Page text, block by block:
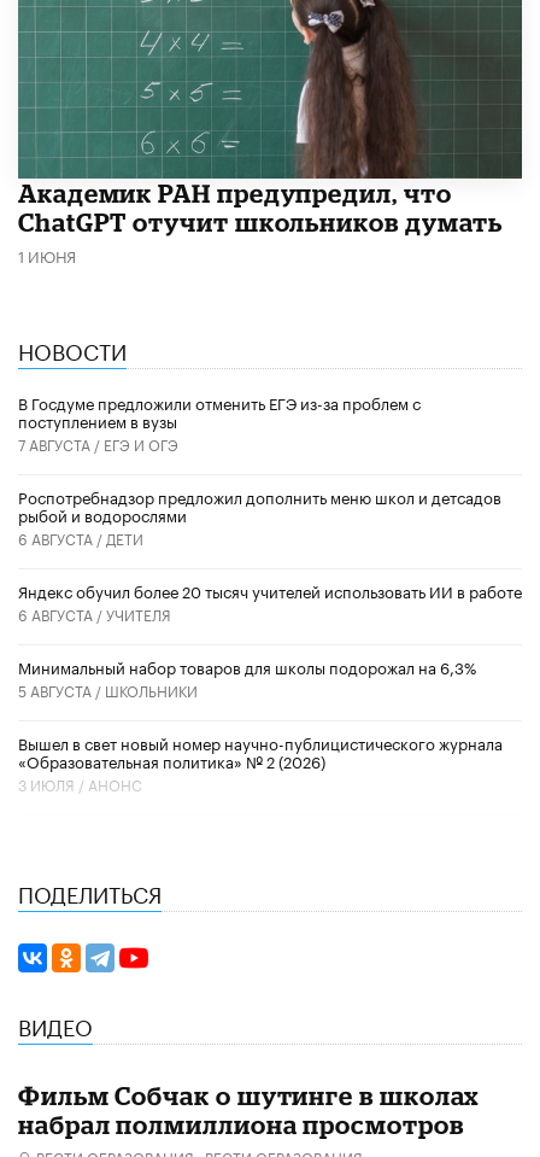
Академик РАН предупредил, что
ChatGPT отучит школьников думать
1 ИЮНЯ
НОВОСТИ
В Госдуме предложили отменить ЕГЭ из-за проблем с
поступлением в вузы
7 АВГУСТА / ЕГЭ И ОГЭ
Роспотребнадзор предложил дополнить меню школ и детсадов
рыбой и водорослями
6 АВГУСТА / ДЕТИ
​Яндекс обучил более 20 тысяч учителей использовать ИИ в работе
6 АВГУСТА /УЧИТЕЛЯ
Минимальный набор товаров для школы подорожал на 6,3%
5 АВГУСТА / ШКОЛЬНИКИ
Вышел в свет новый номер научно-публицистического журнала
«Образовательная политика» № 2 (2026)
3 ИЮЛЯ / АНОНС
ПОДЕЛИТЬСЯ
ВИДЕО
Фильм Собчак о шутинге в школах
набрал полмиллиона просмотров